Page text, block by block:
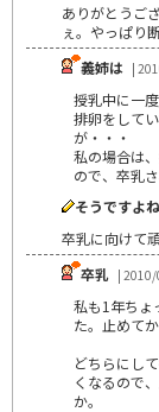
ありがとうご
ぇ。やっぱり
義姉は |
授乳中に一
排卵をして
が・・・
私の場合は
ので、卒乳
そうですよね
卒乳に向けて
卒乳 |
私も1年ちょ
た。止めて
どちらにし
くなるので
か。